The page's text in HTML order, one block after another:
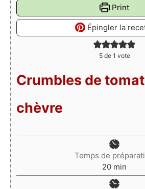
Print
Épingler la
5de 1 vote
Crumbles de
chèvre
Temps de
20minutes
min